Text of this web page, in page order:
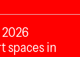
spaces in